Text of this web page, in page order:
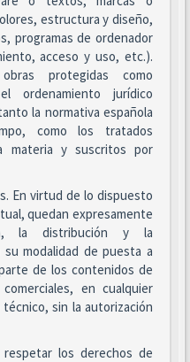
estructura y diseño,
programas de ordenador
acceso y uso, etc.).
protegidas como
ordenamiento jurídico
la normativa española
como los tratados
materia y suscritos por
En virtud de lo dispuesto
quedan expresamente
la distribución y la
su modalidad de puesta a
de los contenidos de
en cualquier
sin la autorización
los derechos de